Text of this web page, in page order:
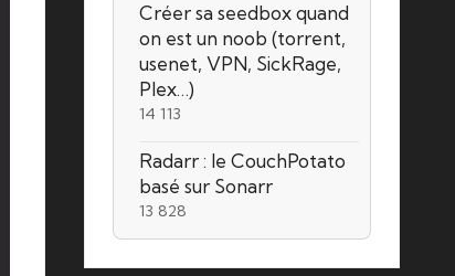
Créer sa seedbox quand
on est un noob (torrent,
usenet, VPN, SickRage,
Plex…)
14 113
Radarr : le CouchPotato
basé sur Sonarr
13 828